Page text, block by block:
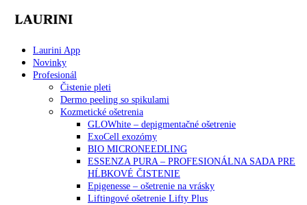
Laurini App
Novinky
Profesionál
Čistenie pleti
Dermo peeling so spikulami
Kozmetické ošetrenia
GLOWhite – depigmentačné ošetrenie
ExoCell exozómy
BIO MICRONEEDLING
ESSENZA PURA – PROFESIONÁLNA SADA PRE
HĹBKOVÉ ČISTENIE
Epigenesse – ošetrenie na vrásky
Liftingové ošetrenie Lifty Plus